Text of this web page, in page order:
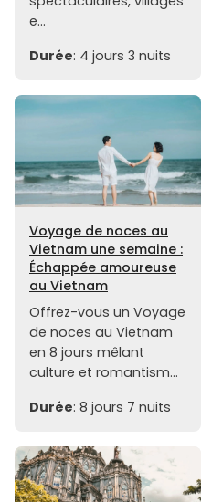
e...
Durée: 4 jours 3 nuits
Voyage de noces au
Vietnam une semaine :
Échappée amoureuse
au Vietnam
Offrez-vous un Voyage
de noces au Vietnam
en 8 jours mêlant
culture et romantism...
Durée: 8 jours 7 nuits